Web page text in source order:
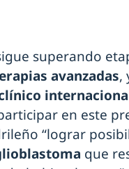
superando
avanzadas,
en este
“lograr
que